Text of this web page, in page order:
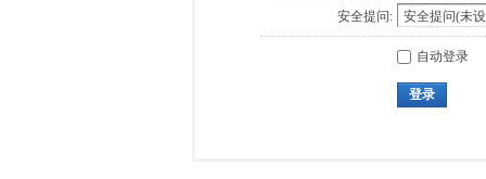
安全提问:
自动登录
登录